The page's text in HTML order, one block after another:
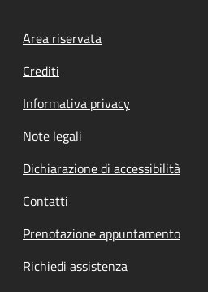
Footer menu
Area riservata
Crediti
Informativa privacy
Note legali
Dichiarazione di accessibilità
Contatti
Prenotazione appuntamento
Richiedi assistenza